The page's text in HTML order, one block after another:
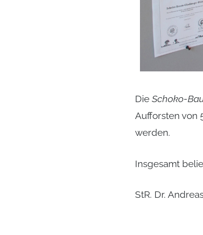
Die Schoko-
Aufforsten von
werden.
Insgesamt
StR. Dr.